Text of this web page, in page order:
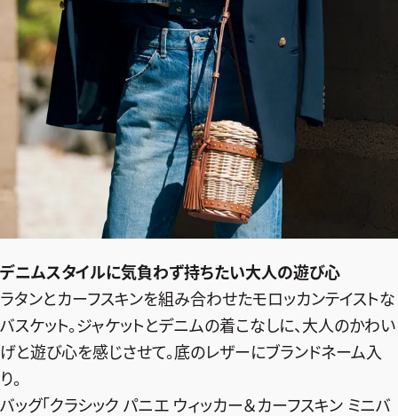
2026年9月号
最新号試し読み
定期購読
デジタル版
購入
デニムスタイルに気負わず持ちたい大人の遊び心
ラタンとカーフスキンを組み合わせたモロッカンテイストな
バスケット。ジャケットとデニムの着こなしに、大人のかわい
げと遊び心を感じさせて。底のレザーにブランドネーム入
り。
バッグ「クラシック パニエ ウィッカー＆カーフスキン ミニバ